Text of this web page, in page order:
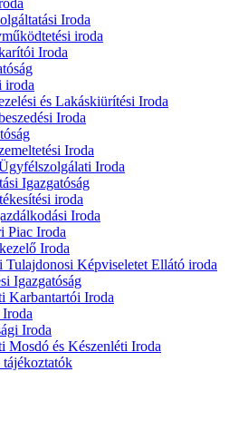
Iroda
iroda
Iroda
iroda
és Lakáskiürítési Iroda
Iroda
Iroda
Iroda
Igazgatóság
iroda
Iroda
Piac Iroda
Iroda
Tulajdonosi Képviseletet Ellátó iroda
Igazgatóság
Karbantartói Iroda
Iroda
Mosdó és Készenléti Iroda